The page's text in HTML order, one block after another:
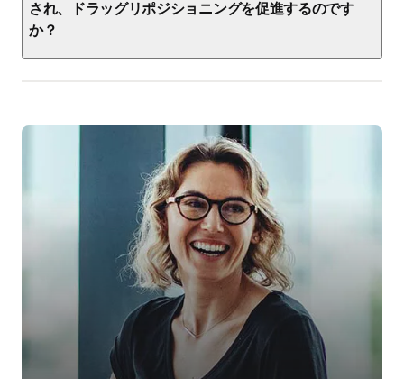
され、ドラッグリポジショニングを促進するのです
か？